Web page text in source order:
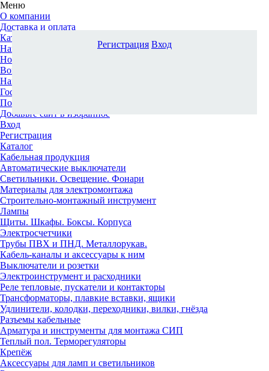
Меню
О компании
Доставка и оплата
Каталог
Наши офисы
Новости и новинки
Вопрос-ответ
Наша команда
Гос. заказчикам
Поставщикам
Добавьте сайт в избранное
Вход
Регистрация
Каталог
Кабельная продукция
Автоматические выключатели
Светильники. Освещение. Фонари
Материалы для электромонтажа
Строительно-монтажный инструмент
Лампы
Щиты. Шкафы. Боксы. Корпуса
Электросчетчики
Трубы ПВХ и ПНД. Металлорукав.
Кабель-каналы и аксессуары к ним
Выключатели и розетки
Электроинструмент и расходники
Реле тепловые, пускатели и контакторы
Трансформаторы, плавкие вставки, ящики
Удлинители, колодки, переходники, вилки, гнёзда
Разъемы кабельные
Арматура и инструменты для монтажа СИП
Теплый пол. Терморегуляторы
Крепёж
Аксессуары для ламп и светильников
Регистрация Вход